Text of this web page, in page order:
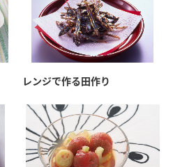
中華
レモン果汁
おすしの素
ー（アーカイブ）
レンジで作る田作り